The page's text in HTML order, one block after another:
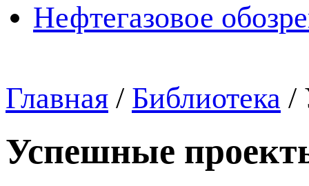
Нефтегазовое
Главная / Библиотека /
Успешные